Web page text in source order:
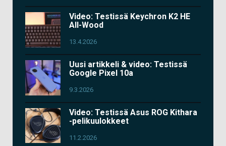
Video: Testissä Keychron K2 HE
All-Wood
13.4.2026
Uusi artikkeli & video: Testissä
Google Pixel 10a
9.3.2026
Video: Testissä Asus ROG Kithara
-pelikuulokkeet
11.2.2026